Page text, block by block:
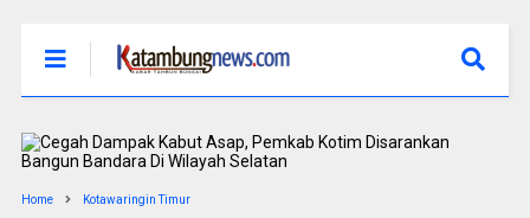
Home Kotawaringin Timur